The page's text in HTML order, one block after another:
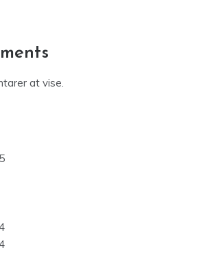
at vise.